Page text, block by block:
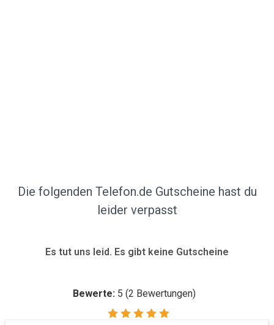
Die folgenden Telefon.de Gutscheine hast du
leider verpasst
Es tut uns leid. Es gibt keine Gutscheine
Bewerte: 5 (2 Bewertungen)